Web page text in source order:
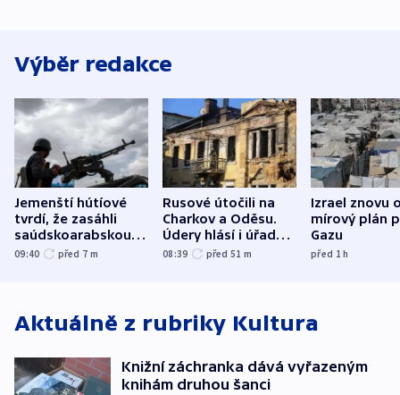
Výběr redakce
Jemenští hútíové
tvrdí, že zasáhli
saúdskoarabskou
rafinerii
09:40 před 7 m
Rusové útočili na
Charkov a Oděsu.
Údery hlásí i úřady v
Bělgorodu
08:39 před 51 m
Izrael znovu
mírový plán
Gazu
před 1h
Aktuálně z rubriky Kultura
Knižní záchranka dává vyřazeným
knihám druhou šanci